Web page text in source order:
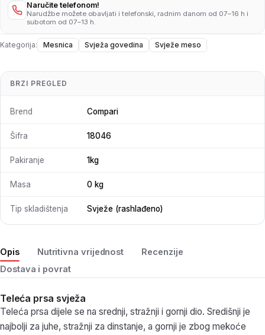
Naručite telefonom!
Narudžbe možete obavljati i telefonski, radnim danom od 07–16 h i
subotom od 07–13 h.
Kategorija: Mesnica Svježa govedina Svježe meso
Opis Nutritivna vrijednost
Recenzije
Dostava i povrat
Teleća prsa svježa
Teleća prsa dijele se na srednji, stražnji i gornji dio. Središnji je
najbolji za juhe, stražnji za dinstanje, a gornji je zbog mekoće
BRZI PREGLED
Brend Compari
Šifra 18046
Pakiranje 1kg
Masa 0 kg
Tip skladištenja Svježe (rashlađeno)